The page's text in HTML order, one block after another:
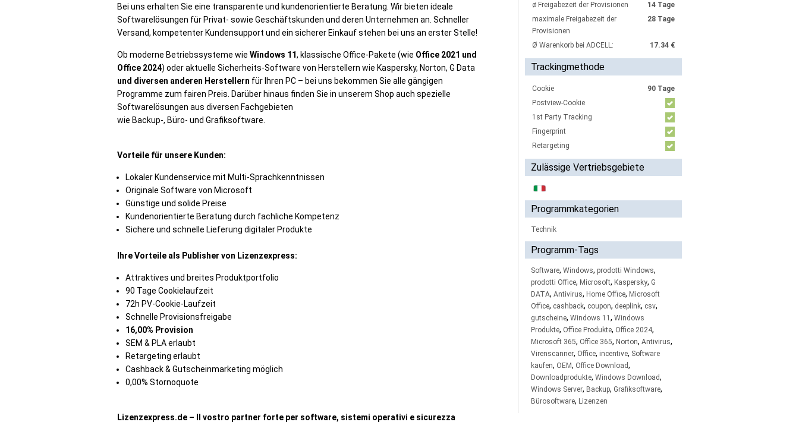
Bei uns erhalten Sie eine transparente und kundenorientierte Beratung. Wir bieten ideale
Softwarelösungen für Privat- sowie Geschäftskunden und deren Unternehmen an. Schneller
Versand, kompetenter Kundensupport und ein sicherer Einkauf stehen bei uns an erster Stelle!
Ob moderne Betriebssysteme wie Windows 11, klassische Office-Pakete (wie Office 2021 und
Office 2024) oder aktuelle Sicherheits-Software von Herstellern wie Kaspersky, Norton, G Data
und diversen anderen Herstellern für Ihren PC – bei uns bekommen Sie alle gängigen
Programme zum fairen Preis. Darüber hinaus finden Sie in unserem Shop auch spezielle
Softwarelösungen aus diversen Fachgebieten
wie Backup-, Büro- und Grafiksoftware.
Vorteile für unsere Kunden:
Lokaler Kundenservice mit Multi-Sprachkenntnissen
Originale Software von Microsoft
Günstige und solide Preise
Kundenorientierte Beratung durch fachliche Kompetenz
Sichere und schnelle Lieferung digitaler Produkte
Ihre Vorteile als Publisher von Lizenzexpress:
Attraktives und breites Produktportfolio
90 Tage Cookielaufzeit
72h PV-Cookie-Laufzeit
Schnelle Provisionsfreigabe
16,00% Provision
SEM & PLA erlaubt
Retargeting erlaubt
Cashback & Gutscheinmarketing möglich
0,00% Stornoquote
Lizenzexpress.de – Il vostro partner forte per software, sistemi operativi e sicurezza
ø Freigabezeit der Provisionen
14 Tage
maximale Freigabezeit der
Provisionen
28 Tage
Ø Warenkorb bei ADCELL: 17.34 €
Trackingmethode
Cookie
90 Tage
Postview-Cookie
1st Party Tracking
Fingerprint
Retargeting
Zulässige Vertriebsgebiete
Programmkategorien
Technik
Programm-Tags
Software, Windows, prodotti Windows,
prodotti Office, Microsoft, Kaspersky, G
DATA, Antivirus, Home Office, Microsoft
Office, cashback, coupon, deeplink, csv,
gutscheine, Windows 11 , Windows
Produkte, Office Produkte, Office 2024,
Microsoft 365, Office 365, Norton, Antivirus,
Virenscanner, Office, incentive, Software
kaufen, OEM, Office Download,
Downloadprodukte, Windows Download,
Windows Server, Backup, Grafiksoftware,
Bürosoftware, Lizenzen